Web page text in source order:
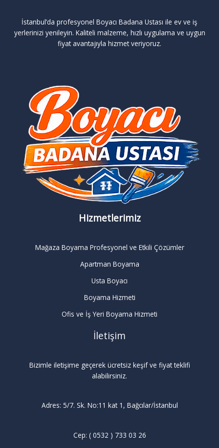
İstanbul’da profesyonel Boyacı Badana Ustası ile ev ve iş
yerlerinizi yenileyin. Kaliteli malzeme, hızlı uygulama ve uygun
fiyat avantajıyla hizmet veriyoruz.
Hizmetlerimiz
Mağaza Boyama Profesyonel ve Etkili Çözümler
Apartman Boyama
Usta Boyacı
Boyama Hizmeti
Ofis ve İş Yeri Boyama Hizmeti
İletişim
Bizimle iletişime geçerek ücretsiz keşif ve fiyat teklifi
alabilirsiniz.
Adres: 5/7. Sk. No:11 kat 1, Bağcılar/İstanbul
Cep: ( 0532 ) 733 03 26